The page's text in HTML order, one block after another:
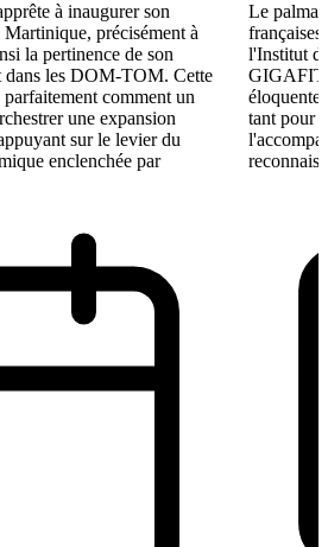
à inaugurer son
précisément à
la pertinence de son
dans les DOM-TOM. Cette
comment un
une expansion
sur le levier du
enclenchée par
Le
l'Institut
GIGAFIT
tant pour